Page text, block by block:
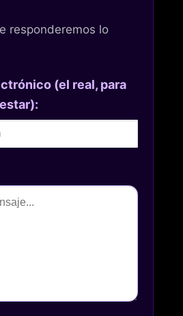
responderemos lo
(el real, para